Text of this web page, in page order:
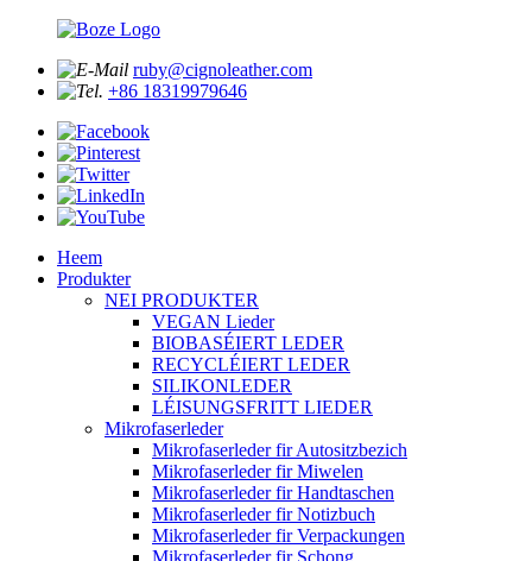
ruby@cignoleather.com
+86 18319979646
Heem
Produkter
NEI PRODUKTER
VEGAN Lieder
BIOBASÉIERT LEDER
RECYCLÉIERT LEDER
SILIKONLEDER
LÉISUNGSFRITT LIEDER
Mikrofaserleder
Mikrofaserleder fir Autositzbezich
Mikrofaserleder fir Miwelen
Mikrofaserleder fir Handtaschen
Mikrofaserleder fir Notizbuch
Mikrofaserleder fir Verpackungen
Mikrofaserleder fir Schong